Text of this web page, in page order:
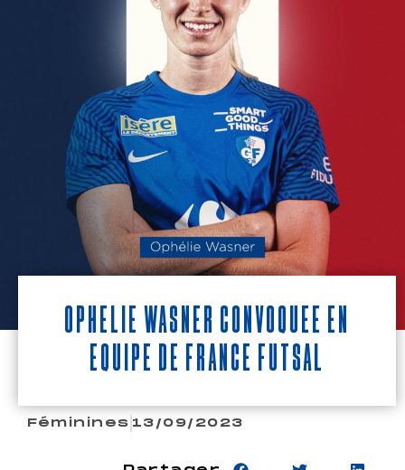
Ophélie Wasner convoquée en
Équipe de France Futsal
Féminines 13/09/2023